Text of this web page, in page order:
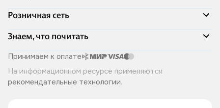
Акции
Доставка и оплата
Программа лояльности
Подарочные сертификаты
Правила продажи
Политика конфиденциальности
Розничная сеть
Адреса магазинов
Книжный Дозор
О компании
Читай-город для бизнеса
Хотите у нас работать?
Знаем, что почитать
Скоро в продаже
Лучшие из лучших
Читай-журнал
Принимаем к оплате
На информационном ресурсе применяются
рекомендательные технологии.